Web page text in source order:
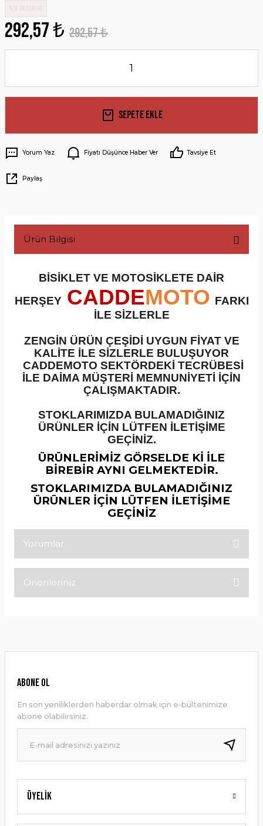
292,57 ₺ 292,57 ₺
Sepete Ekle
Yorum Yaz Fiyatı Düşünce Haber Ver Tavsiye Et
Paylaş
Ürün Bilgisi
BİSİKLET VE MOTOSİKLETE DAİR
HERŞEY CADDEMOTO FARKI
İLE SİZLERLE
ZENGİN ÜRÜN ÇEŞİDİ UYGUN FİYAT VE
KALİTE İLE SİZLERLE BULUŞUYOR
CADDEMOTO SEKTÖRDEKİ TECRÜBESİ
İLE DAİMA MÜŞTERİ MEMNUNİYETİ İÇİN
ÇALIŞMAKTADIR.
STOKLARIMIZDA BULAMADIĞINIZ
ÜRÜNLER İÇİN LÜTFEN İLETİŞİME
GEÇİNİZ.
ÜRÜNLERİMİZ GÖRSELDE Kİ İLE
BİREBİR AYNI GELMEKTEDİR.
STOKLARIMIZDA BULAMADIĞINIZ
ÜRÜNLER İÇİN LÜTFEN İLETİŞİME
GEÇİNİZ
Yorumlar
Önerileriniz
Ürün resmi kalitesiz, bozuk veya görüntülenemiyor.
Ürün bilgilerinde hatalar bulunuyor.
Ürün fiyatı diğer sitelerden daha pahalı.
Bu ürüne benzer farklı alternatifler olmalı.
Gönder
Üyelik
ABONE OL
En son yeniliklerden haberdar olmak için e-bültenimize
abone olabilirsiniz.